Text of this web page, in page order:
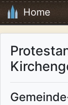
Home